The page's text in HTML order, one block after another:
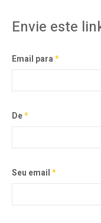
Envie este
Email para*
De*
Seu email*